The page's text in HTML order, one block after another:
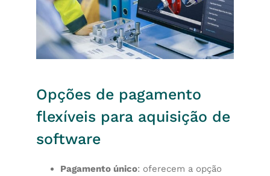
Opções de pagamento
flexíveis para aquisição de
software
Pagamento único: oferecem a opção